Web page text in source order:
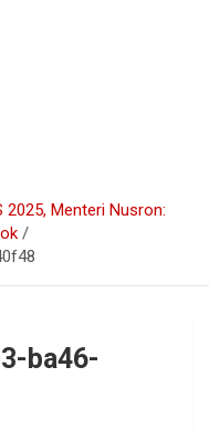
2025, Menteri Nusron:
ba46-